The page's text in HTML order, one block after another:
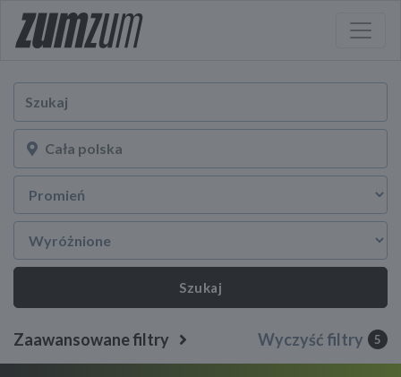
Szukaj
Zaawansowane filtry Wyczyść filtry 5